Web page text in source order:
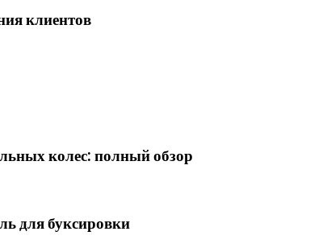
клиентов
колес: полный обзор
для буксировки